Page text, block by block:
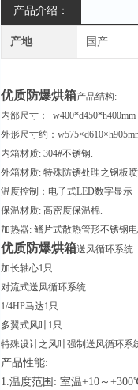
产品介绍：
产地 国产
优质防爆烘箱产品结构:
内部尺寸：
外形尺寸约：
内箱材质: 304#不锈钢.
外箱材质: 特殊防锈处理之钢板
温度控制：电子式LED数字显示
保温材质: 高密度保温棉.
加热器: 鳍片式散热管形不锈钢
优质防爆烘箱送风循环系
加长轴心1只.
对流式送风循环系统.
1/4HP马达1只.
多翼式风叶1只.
特殊设计之风叶强制送风循环系
产品性能:
1.温度范围: 室温+10～